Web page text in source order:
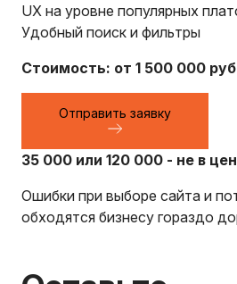
UX на уровне популярных
Удобный поиск и фильтры
Стоимость: от 1 500 000
Отправить заявку
35 000 или 120 000 - не в
Ошибки при выборе сайта и
обходятся бизнесу гораздо